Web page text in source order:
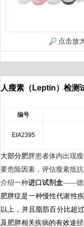
点击放
人瘦素（Leptin）检测
编号
EIA2395
大部分肥胖患者体内出现
要危险因素，评估瘦素抵
介绍一种进口试剂盒——
肥胖症是一种慢性代谢性
以上 ，并且脂肪百分比超
及肥胖相关疾病的有效途